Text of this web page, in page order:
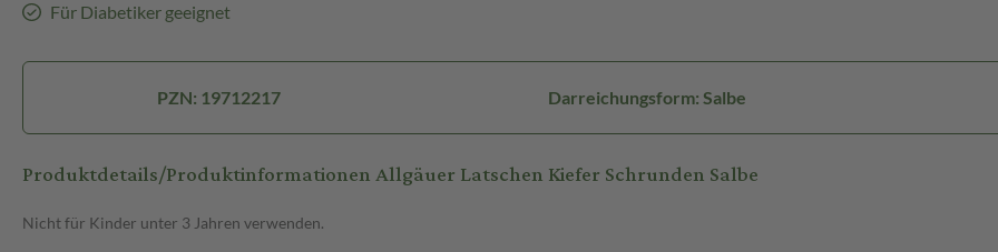
Für Diabetiker geeignet
PZN: 19712217 Darreichungsform: Salbe
Produktdetails/Produktinformationen Allgäuer Latschen Kiefer Schrunden Salbe
Nicht für Kinder unter 3 Jahren verwenden.